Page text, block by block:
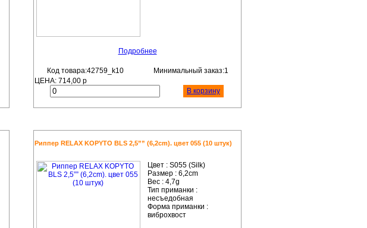
Подробнее
Код товара:42759_k10
Минимальный заказ:1
ЦЕНА: 714,00 р
В корзину
Риппер RELAX KOPYTO BLS 2,5”” (6,2cm). цвет 055 (10 штук)
Цвет : S055 (Silk)
Размер : 6,2cm
Вес : 4,7g
Тип приманки :
несъедобная
Форма приманки :
виброхвост